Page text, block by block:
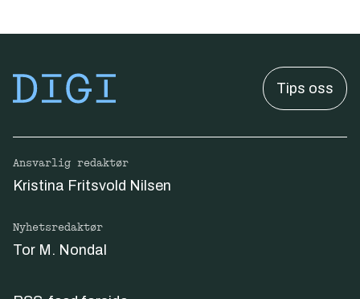
Tips oss
Ansvarlig redaktør
Kristina Fritsvold Nilsen
Nyhetsredaktør
Tor M. Nondal